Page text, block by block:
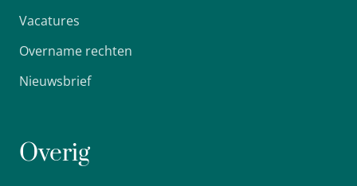
Vacatures
Overname rechten
Nieuwsbrief
Overig